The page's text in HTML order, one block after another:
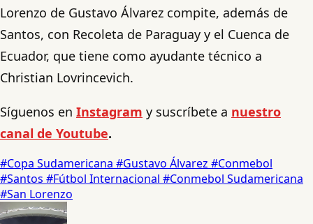
Lorenzo de Gustavo Álvarez compite, además de
Santos, con Recoleta de Paraguay y el Cuenca de
Ecuador, que tiene como ayudante técnico a
Christian Lovrincevich.
Síguenos en Instagram y suscríbete a nuestro
canal de Youtube.
#Copa Sudamericana #Gustavo Álvarez #Conmebol
#Santos #Fútbol Internacional #Conmebol Sudamericana
#San Lorenzo